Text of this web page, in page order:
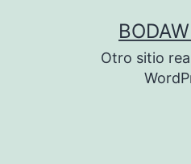
Otro sitio